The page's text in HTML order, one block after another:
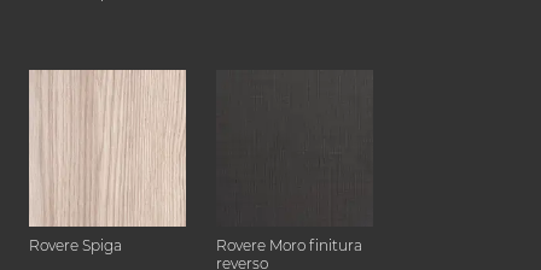
Rovere Spiga
Rovere Moro finitura
reverso